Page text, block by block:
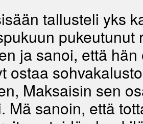
tallusteli yks
pukeutunut
ja sanoi, että hän
ostaa
Maksaisin sen
Mä sanoin, että